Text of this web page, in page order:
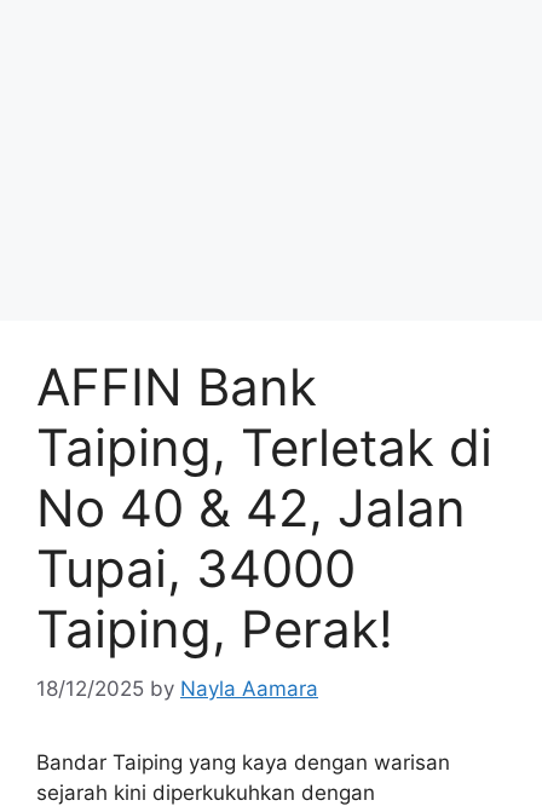
AFFIN Bank
Taiping, Terletak di
No 40 & 42, Jalan
Tupai, 34000
Taiping, Perak!
18/12/2025 by Nayla Aamara
Bandar Taiping yang kaya dengan warisan
sejarah kini diperkukuhkan dengan